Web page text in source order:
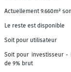
Actuellement 9.660m²
Le reste est disponible
Soit pour utilisateur
Soit pour investisseur -
de 9% brut